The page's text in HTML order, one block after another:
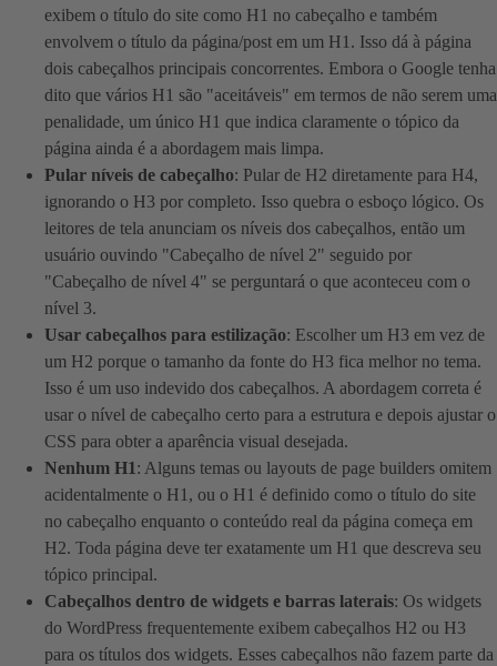
exibem o título do site como H1 no cabeçalho e também
envolvem o título da página/post em um H1. Isso dá à página
dois cabeçalhos principais concorrentes. Embora o Google tenha
dito que vários H1 são "aceitáveis" em termos de não serem uma
penalidade, um único H1 que indica claramente o tópico da
página ainda é a abordagem mais limpa.
Pular níveis de cabeçalho: Pular de H2 diretamente para H4,
ignorando o H3 por completo. Isso quebra o esboço lógico. Os
leitores de tela anunciam os níveis dos cabeçalhos, então um
usuário ouvindo "Cabeçalho de nível 2" seguido por
"Cabeçalho de nível 4" se perguntará o que aconteceu com o
nível 3.
Usar cabeçalhos para estilização: Escolher um H3 em vez de
um H2 porque o tamanho da fonte do H3 fica melhor no tema.
Isso é um uso indevido dos cabeçalhos. A abordagem correta é
usar o nível de cabeçalho certo para a estrutura e depois ajustar o
CSS para obter a aparência visual desejada.
Nenhum H1: Alguns temas ou layouts de page builders omitem
acidentalmente o H1, ou o H1 é definido como o título do site
no cabeçalho enquanto o conteúdo real da página começa em
H2. Toda página deve ter exatamente um H1 que descreva seu
tópico principal.
Cabeçalhos dentro de widgets e barras laterais: Os widgets
do WordPress frequentemente exibem cabeçalhos H2 ou H3
para os títulos dos widgets. Esses cabeçalhos não fazem parte da